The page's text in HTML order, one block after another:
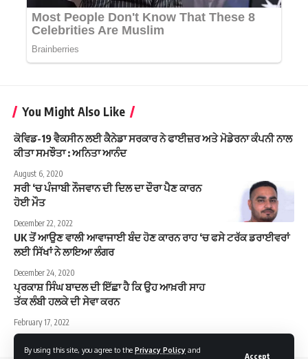
By using this site, you agree to the Privacy Policy and
Accept
You Might Also Like
ਕੋਵਿਡ-19 ਵੈਕਸੀਨ ਲਈ ਕੈਨੇਡਾ ਸਰਕਾਰ ਨੇ ਫਾਈਜ਼ਰ ਅਤੇ ਮੋਡੇਰਨਾ ਕੰਪਨੀ ਨਾਲ
ਕੀਤਾ ਸਮਝੌਤਾ : ਅਨਿਤਾ ਆਨੰਦ
August 6, 2020
ਸਰੀ ‘ਚ ਪੰਜਾਬੀ ਨੌਜਵਾਨ ਦੀ ਦਿਲ ਦਾ ਦੌਰਾ ਪੈਣ ਕਾਰਨ
ਹੋਈ ਮੌਤ
December 22, 2022
UK ਤੋਂ ਆਉਣ ਵਾਲੀ ਆਵਾਜਾਈ ਬੰਦ ਹੋਣ ਕਾਰਨ ਰਾਹ ‘ਚ ਫਸੇ ਟਰੱਕ ਡਰਾਈਵਰਾਂ
ਲਈ ਸਿੱਖਾਂ ਨੇ ਲਾਇਆ ਲੰਗਰ
December 24, 2020
ਪ੍ਰਕਾਸ਼ ਸਿੰਘ ਬਾਦਲ ਦੀ ਇੱਛਾ ਹੈ ਕਿ ਉਹ ਆਖ਼ਰੀ ਸਾਹ
ਤੱਕ ਲੰਬੀ ਹਲਕੇ ਦੀ ਸੇਵਾ ਕਰਨ
February 17, 2022